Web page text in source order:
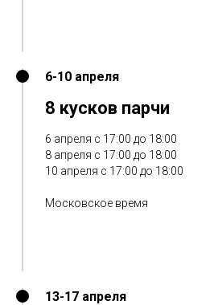
6-10 апреля
8 кусков парчи
6 апреля с 17:00 до 18:00
8 апреля с 17:00 до 18:00
10 апреля с 17:00 до 18:00
Московское время
13-17 апреля